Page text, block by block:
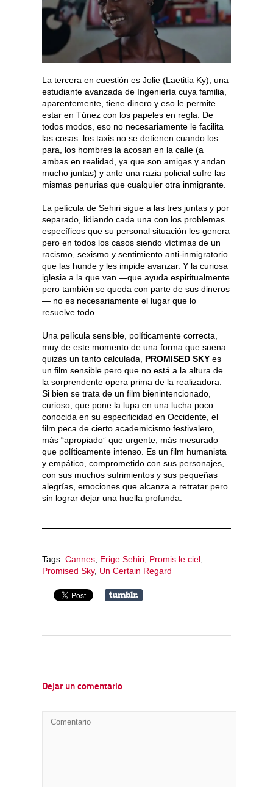
La tercera en cuestión es Jolie (Laetitia Ky), una
estudiante avanzada de Ingeniería cuya familia,
aparentemente, tiene dinero y eso le permite
estar en Túnez con los papeles en regla. De
todos modos, eso no necesariamente le facilita
las cosas: los taxis no se detienen cuando los
para, los hombres la acosan en la calle (a
ambas en realidad, ya que son amigas y andan
mucho juntas) y ante una razia policial sufre las
mismas penurias que cualquier otra inmigrante.
La película de Sehiri sigue a las tres juntas y por
separado, lidiando cada una con los problemas
específicos que su personal situación les genera
pero en todos los casos siendo víctimas de un
racismo, sexismo y sentimiento anti-inmigratorio
que las hunde y les impide avanzar. Y la curiosa
iglesia a la que van —que ayuda espiritualmente
pero también se queda con parte de sus dineros
— no es necesariamente el lugar que lo
resuelve todo.
Una película sensible, políticamente correcta,
muy de este momento de una forma que suena
quizás un tanto calculada, PROMISED SKY es
un film sensible pero que no está a la altura de
la sorprendente opera prima de la realizadora.
Si bien se trata de un film bienintencionado,
curioso, que pone la lupa en una lucha poco
conocida en su especificidad en Occidente, el
film peca de cierto academicismo festivalero,
más “apropiado” que urgente, más mesurado
que políticamente intenso. Es un film humanista
y empático, comprometido con sus personajes,
con sus muchos sufrimientos y sus pequeñas
alegrías, emociones que alcanza a retratar pero
sin lograr dejar una huella profunda.
Tags: Cannes, Erige Sehiri, Promis le ciel,
Promised Sky, Un Certain Regard
Dejar un comentario